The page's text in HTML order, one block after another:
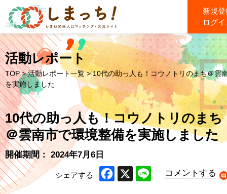
新規
ログ
活動レポート
TOP >活動レポート一覧> 10代の助っ人も！コウノトリのまち＠雲
を実施しました
10代の助っ人も！コウノトリのまち
＠雲南市で環境整備を実施しました
開催期間： 2024年7月6日
シェアする
コメントする